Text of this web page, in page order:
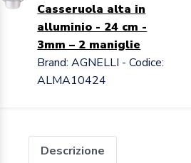
Casseruola alta in
alluminio - 24 cm -
3mm – 2 maniglie
Brand: AGNELLI - Codice:
ALMA10424
Descrizione